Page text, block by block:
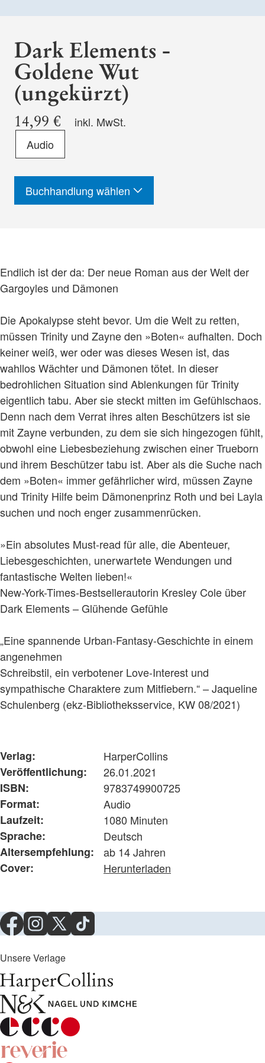
Dark Elements -
Goldene Wut
(ungekürzt)
14,99 €
inkl. MwSt.
Audio
Buchhandlung wählen
Endlich ist der da: Der neue Roman aus der Welt der
Gargoyles und Dämonen
Die Apokalypse steht bevor. Um die Welt zu retten,
müssen Trinity und Zayne den »Boten« aufhalten. Doch
keiner weiß, wer oder was dieses Wesen ist, das
wahllos Wächter und Dämonen tötet. In dieser
bedrohlichen Situation sind Ablenkungen für Trinity
eigentlich tabu. Aber sie steckt mitten im Gefühlschaos.
Denn nach dem Verrat ihres alten Beschützers ist sie
mit Zayne verbunden, zu dem sie sich hingezogen fühlt,
obwohl eine Liebesbeziehung zwischen einer Trueborn
und ihrem Beschützer tabu ist. Aber als die Suche nach
dem »Boten« immer gefährlicher wird, müssen Zayne
und Trinity Hilfe beim Dämonenprinz Roth und bei Layla
suchen und noch enger zusammenrücken.
»Ein absolutes Must-read für alle, die Abenteuer,
Liebesgeschichten, unerwartete Wendungen und
fantastische Welten lieben!«
New-York-Times-Bestsellerautorin Kresley Cole über
Dark Elements – Glühende Gefühle
„Eine spannende Urban-Fantasy-Geschichte in einem
angenehmen
Schreibstil, ein verbotener Love-Interest und
sympathische Charaktere zum Mitfiebern.“ – Jaqueline
Schulenberg (ekz-Bibliotheksservice, KW 08/2021)
Verlag:
HarperCollins
Veröffentlichung:
26.01.2021
ISBN:
9783749900725
Format:
Audio
Laufzeit:
1080 Minuten
Sprache:
Deutsch
Altersempfehlung:
ab 14 Jahren
Cover:
Herunterladen
Unsere Verlage